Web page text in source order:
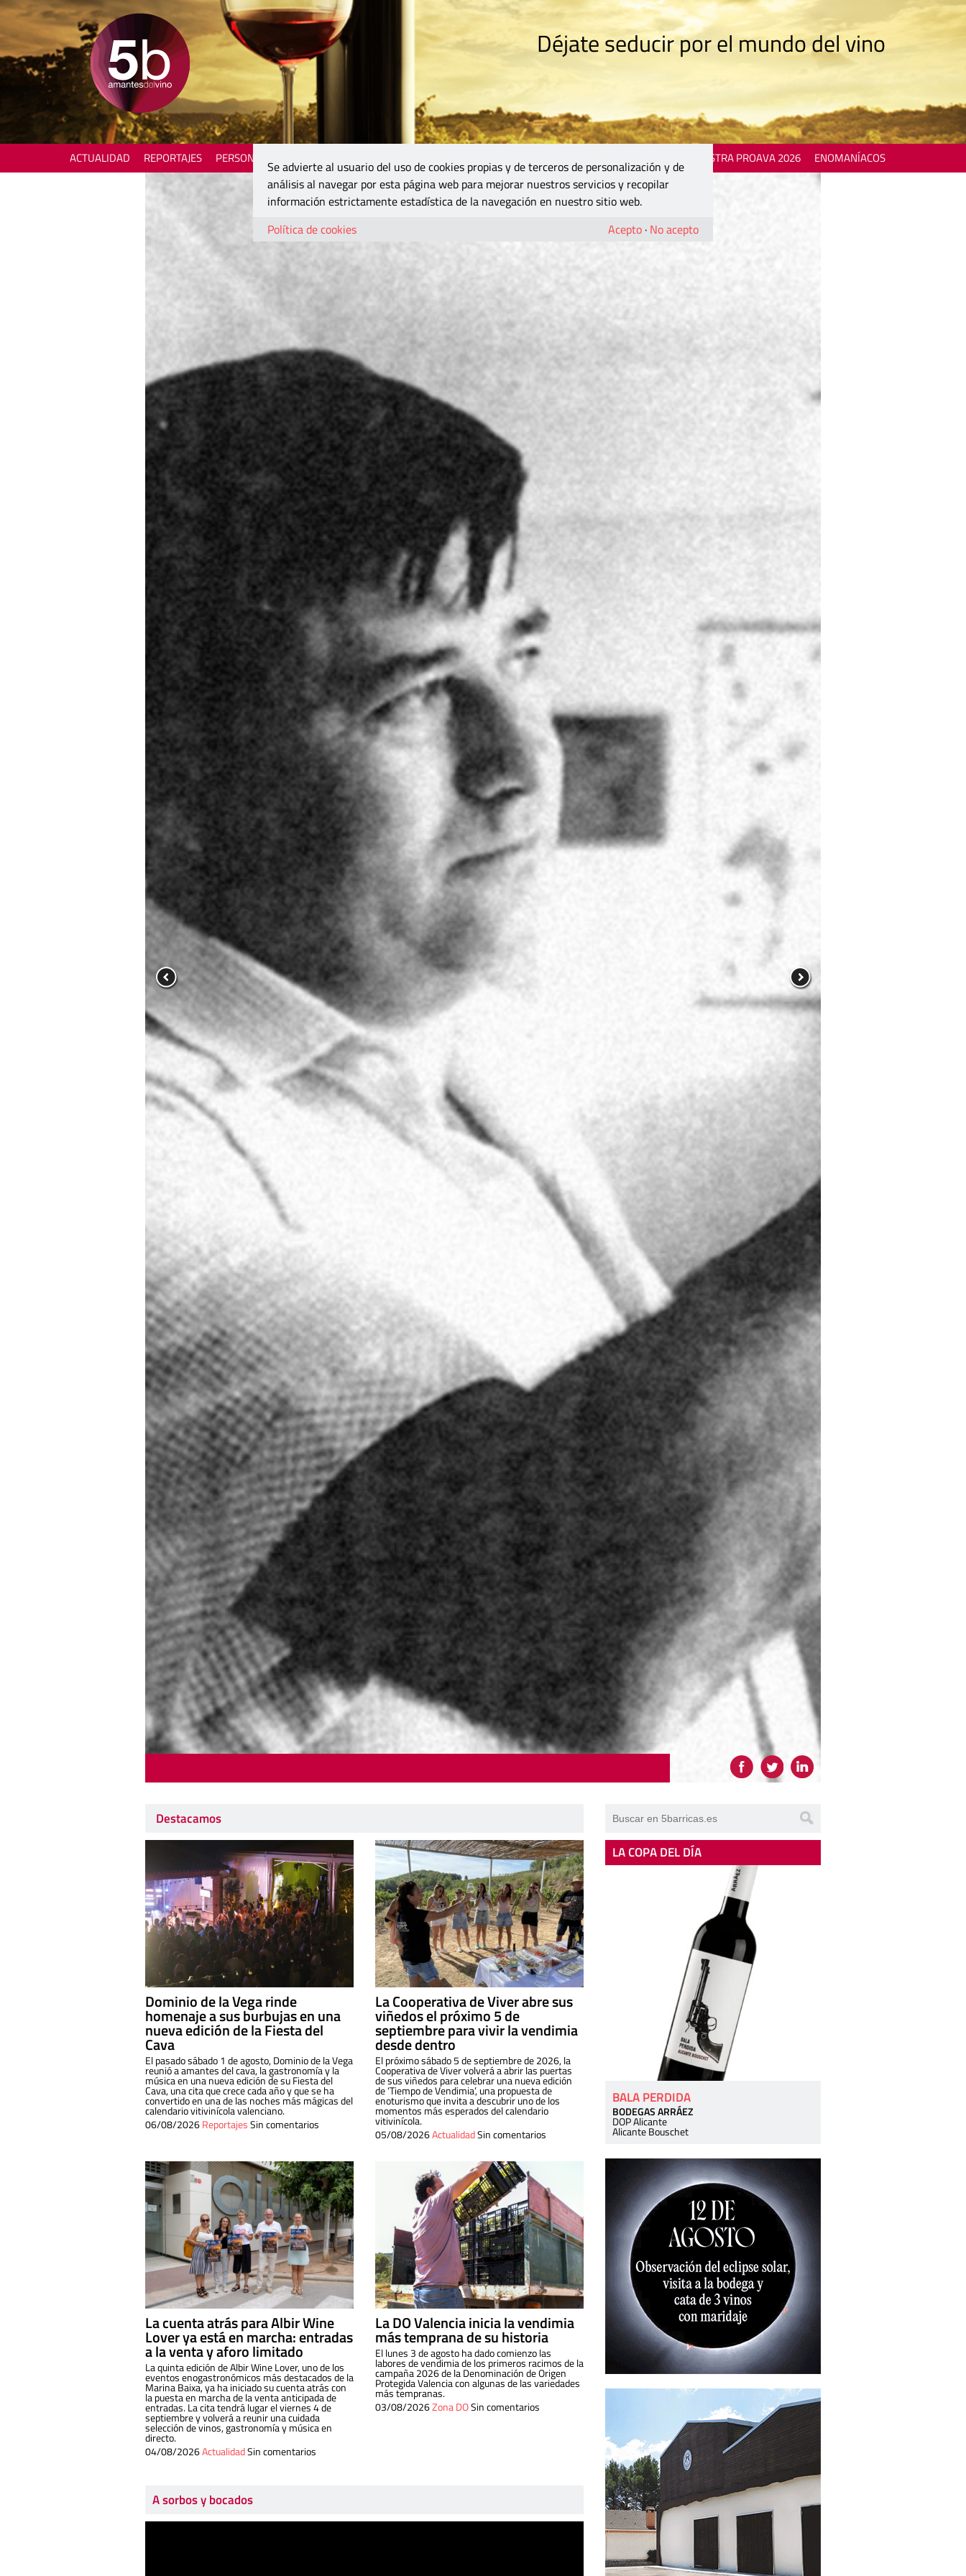
Déjate seducir por el mundo del vino
ACTUALIDAD REPORTAJES PERSONAJES MOSTRA PROAVA 2026 ENOMANÍACOS
Destacamos
Dominio de la Vega rinde
homenaje a sus burbujas en una
nueva edición de la Fiesta del
Cava
El pasado sábado 1 de agosto, Dominio de la Vega
reunió a amantes del cava, la gastronomía y la
música en una nueva edición de su Fiesta del
Cava, una cita que crece cada año y que se ha
convertido en una de las noches más mágicas del
calendario vitivinícola valenciano.
06/08/2026ReportajesSin comentarios
La Cooperativa de Viver abre sus
viñedos el próximo 5 de
septiembre para vivir la vendimia
desde dentro
El próximo sábado 5 de septiembre de 2026, la
Cooperativa de Viver volverá a abrir las puertas
de sus viñedos para celebrar una nueva edición
de ‘Tiempo de Vendimia’, una propuesta de
enoturismo que invita a descubrir uno de los
momentos más esperados del calendario
vitivinícola.
05/08/2026ActualidadSin comentarios
La cuenta atrás para Albir Wine
Lover ya está en marcha: entradas
a la venta y aforo limitado
La quinta edición de Albir Wine Lover, uno de los
eventos enogastronómicos más destacados de la
Marina Baixa, ya ha iniciado su cuenta atrás con
la puesta en marcha de la venta anticipada de
entradas. La cita tendrá lugar el viernes 4 de
septiembre y volverá a reunir una cuidada
selección de vinos, gastronomía y música en
directo.
04/08/2026ActualidadSin comentarios
La DO Valencia inicia la vendimia
más temprana de su historia
El lunes 3 de agosto ha dado comienzo las
labores de vendimia de los primeros racimos de la
campaña 2026 de la Denominación de Origen
Protegida Valencia con algunas de las variedades
más tempranas.
03/08/2026Zona DOSin comentarios
A sorbos y bocados
LA COPA DEL DÍA
BALA PERDIDA
BODEGAS ARRÁEZ
DOP Alicante
Alicante Bouschet
Se advierte al usuario del uso de cookies propias y de terceros de personalización y de
análisis al navegar por esta página web para mejorar nuestros servicios y recopilar
información estrictamente estadística de la navegación en nuestro sitio web.
Política de cookies
Acepto · No acepto